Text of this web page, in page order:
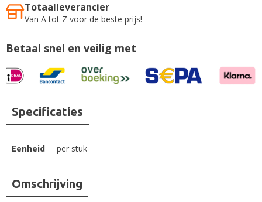
Totaalleverancier
Van A tot Z voor de beste prijs!
Betaal snel en veilig met
Omschrijving
Specificaties
Eenheid per stuk